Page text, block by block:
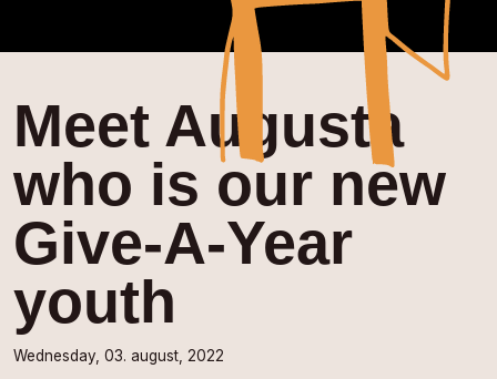
Meet Augusta
who is our new
Give-A-Year
youth
Wednesday, 03. august, 2022